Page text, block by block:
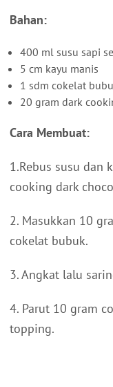
Bahan:
400 ml susu sapi
5 cm kayu manis
1 sdm cokelat
20 gram dark
Cara Membuat:
1.Rebus susu dan
cooking dark
2. Masukkan 10
cokelat bubuk.
3. Angkat lalu
4. Parut 10 gram
topping.